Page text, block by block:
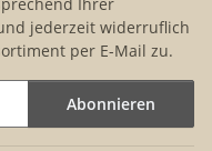
jederzeit widerruflich
per E-Mail zu.
Abonnieren